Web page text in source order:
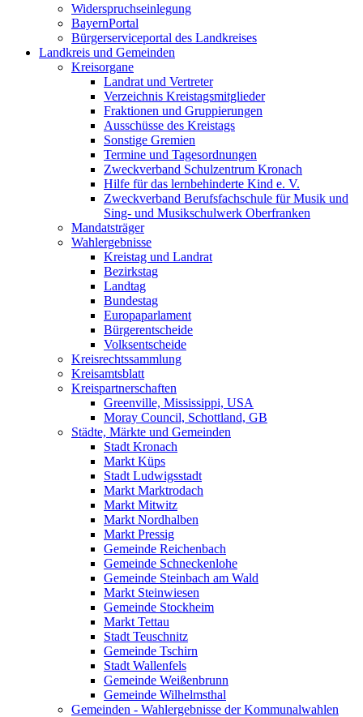
Widerspruchseinlegung
BayernPortal
Bürgerserviceportal des Landkreises
Landkreis und Gemeinden
Kreisorgane
Landrat und Vertreter
Verzeichnis Kreistagsmitglieder
Fraktionen und Gruppierungen
Ausschüsse des Kreistags
Sonstige Gremien
Termine und Tagesordnungen
Zweckverband Schulzentrum Kronach
Hilfe für das lernbehinderte Kind e. V.
Zweckverband Berufsfachschule für Musik und
Sing- und Musikschulwerk Oberfranken
Mandatsträger
Wahlergebnisse
Kreistag und Landrat
Bezirkstag
Landtag
Bundestag
Europaparlament
Bürgerentscheide
Volksentscheide
Kreisrechtssammlung
Kreisamtsblatt
Kreispartnerschaften
Greenville, Mississippi, USA
Moray Council, Schottland, GB
Städte, Märkte und Gemeinden
Stadt Kronach
Markt Küps
Stadt Ludwigsstadt
Markt Marktrodach
Markt Mitwitz
Markt Nordhalben
Markt Pressig
Gemeinde Reichenbach
Gemeinde Schneckenlohe
Gemeinde Steinbach am Wald
Markt Steinwiesen
Gemeinde Stockheim
Markt Tettau
Stadt Teuschnitz
Gemeinde Tschirn
Stadt Wallenfels
Gemeinde Weißenbrunn
Gemeinde Wilhelmsthal
Gemeinden - Wahlergebnisse der Kommunalwahlen